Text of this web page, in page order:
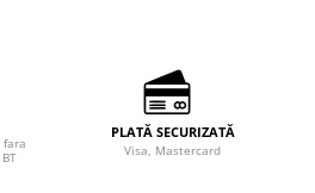
fara
PLATĂ SECURIZATĂ
Visa, Mastercard